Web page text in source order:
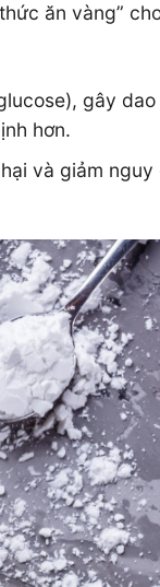
ăn vàng”
gây
hơn.
và giảm nguy